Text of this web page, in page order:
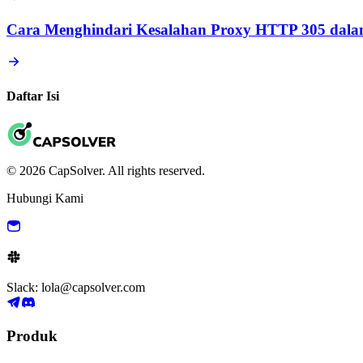
Cara Menghindari Kesalahan Proxy HTTP 305
Daftar Isi
© 2026 CapSolver. All rights reserved.
Hubungi Kami
Slack: lola@capsolver.com
Produk